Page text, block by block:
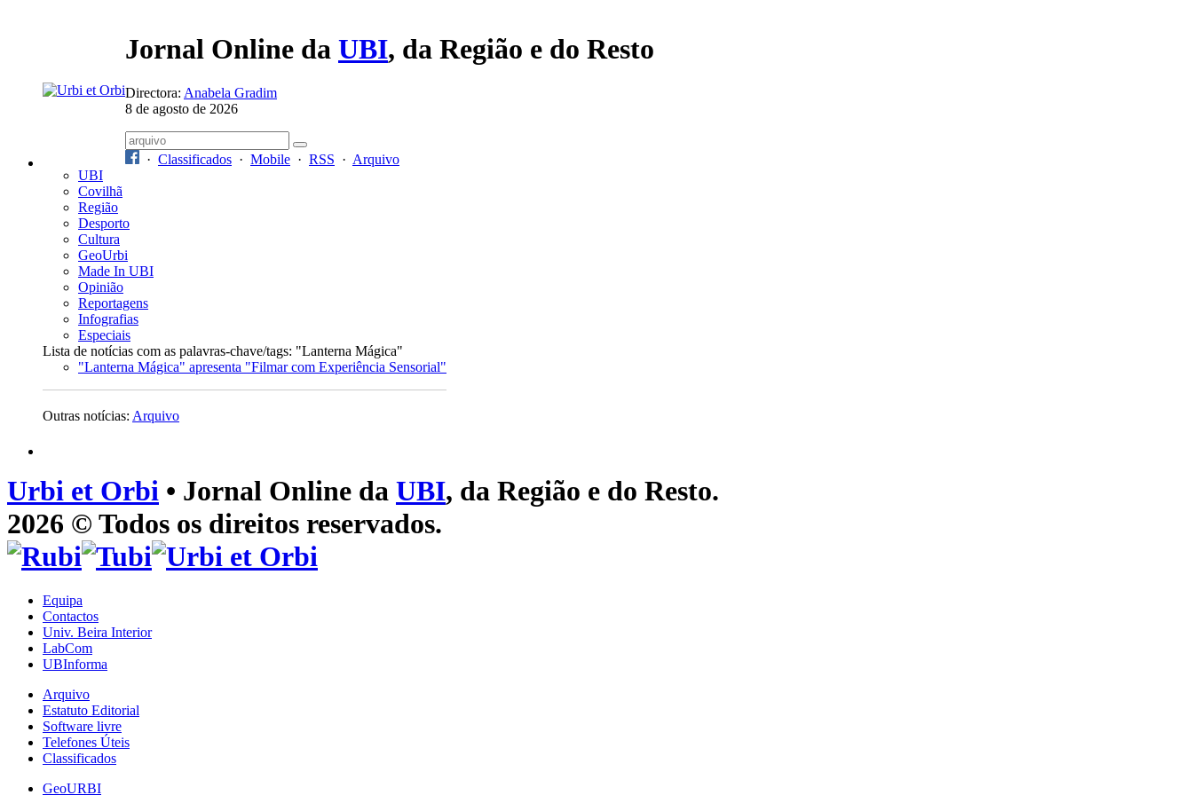
Jornal Online da UBI, da Região e do Resto
Directora: Anabela Gradim
8 de agosto de 2026
· Classificados · Mobile · RSS · Arquivo
UBI
Covilhã
Região
Desporto
Cultura
GeoUrbi
Made In UBI
Opinião
Reportagens
Infografias
Especiais
Lista de notícias com as palavras-chave/tags: "Lanterna Mágica"
"Lanterna Mágica" apresenta "Filmar com Experiência Sensorial"
Outras notícias: Arquivo
Urbi et Orbi • Jornal Online da UBI, da Região e do Resto.
2026 © Todos os direitos reservados.
Equipa
Contactos
Univ. Beira Interior
LabCom
UBInforma
Arquivo
Estatuto Editorial
Software livre
Telefones Úteis
Classificados
GeoURBI